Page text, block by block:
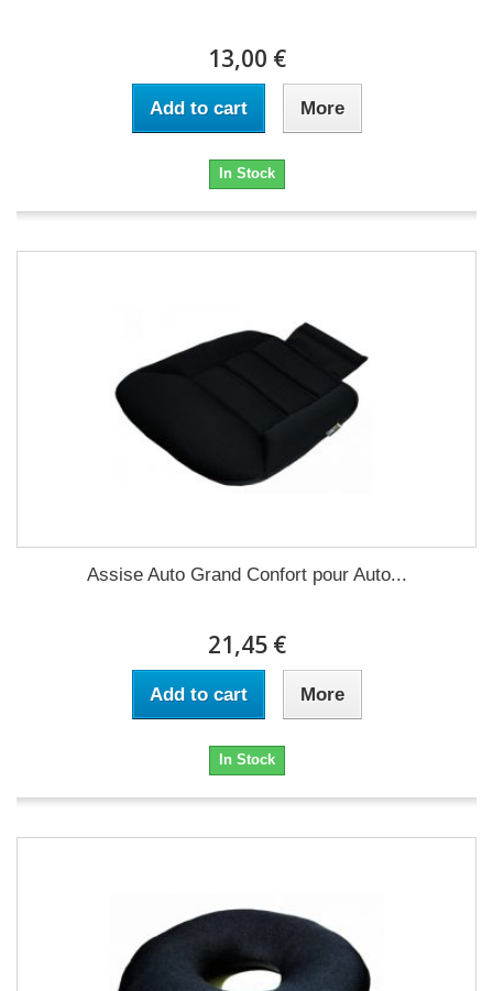
13,00 €
Add to cart More
In Stock
Assise Auto Grand Confort pour Auto...
21,45 €
Add to cart More
In Stock